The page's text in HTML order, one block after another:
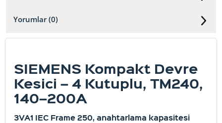
Yorumlar (0)
SIEMENS Kompakt Devre
Kesici – 4 Kutuplu, TM240,
140–200A
3VA1 IEC Frame 250, anahtarlama kapasitesi